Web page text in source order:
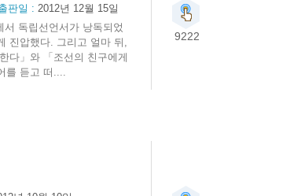
판일 : 2012년 12월 15일
독립선언서가 낭독되었
진압했다. 그리고 얼마 뒤,
다」와 「조선의 친구에게
를 듣고 떠....
9222